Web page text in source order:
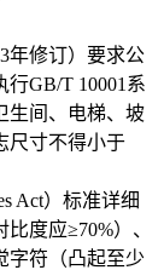
年修订）要求公
行GB/T 10001系
生间、电梯、坡
尺寸不得小于
Act）标准详细
度应≥70%）、
字符（凸起至少